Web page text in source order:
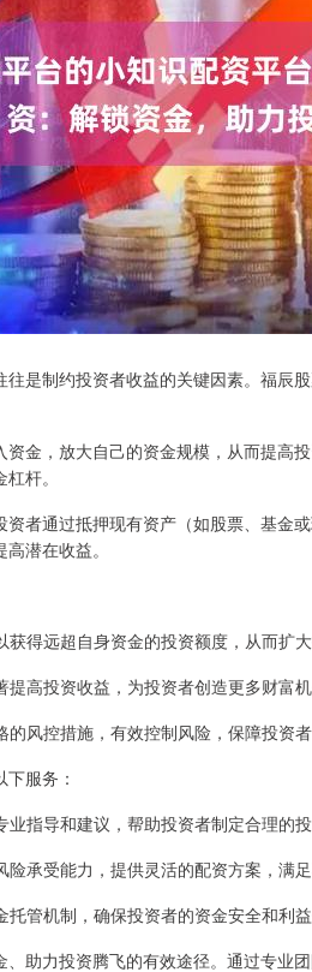
是制约投资者收益的关键因素。福辰
金，放大自己的资金规模，从而提高
杆。
者通过抵押现有资产（如股票、基金
潜在收益。
得远超自身资金的投资额度，从而扩
高投资收益，为投资者创造更多财富机
风控措施，有效控制风险，保障投资者
服务：
指导和建议，帮助投资者制定合理的投
承受能力，提供灵活的配资方案，满足
管机制，确保投资者的资金安全和利益
助力投资腾飞的有效途径。通过专业